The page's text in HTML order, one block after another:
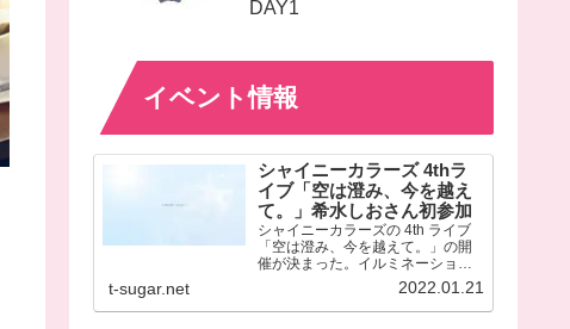
DAY1
イベント情報
シャイニーカラーズ 4thラ
イブ「空は澄み、今を越え
て。」希水しおさん初参加
シャイニーカラーズの 4th ライブ
「空は澄み、今を越えて。」の開
催が決まった。イルミネーション
スターズ風野灯織役の近藤玲奈さ
んが久しぶりに参加メンバーに名
を連ねているほか、今回が初のラ
t-sugar.net 2022.01.21